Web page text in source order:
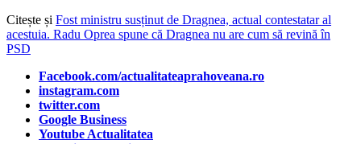
Citește și Fost ministru susținut de Dragnea, actual contestatar al
acestuia. Radu Oprea spune că Dragnea nu are cum să revină în
PSD
Facebook.com/actualitateaprahoveana.ro
instagram.com
twitter.com
Google Business
Youtube Actualitatea